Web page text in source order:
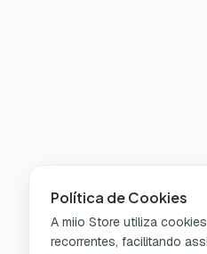
Política de Cookies
A miio Store utiliza
recorrentes, facilitando